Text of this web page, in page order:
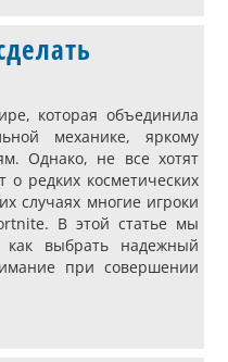
которая объединила
механике, яркому
Однако, не все хотят
о редких косметических
случаях многие игроки
В этой статье мы
выбрать надежный
при совершении